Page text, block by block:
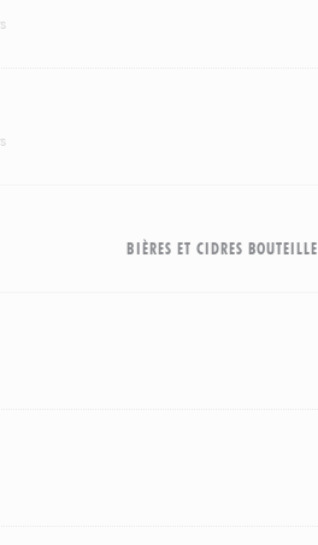
BIÈRES ET CIDRES BOUTEILLE